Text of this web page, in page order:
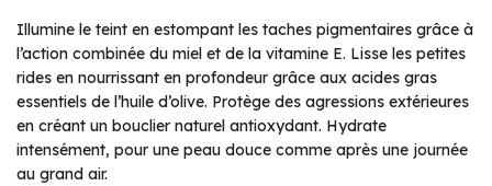
Illumine le teint en estompant les taches pigmentaires grâce à
l’action combinée du miel et de la vitamine E. Lisse les petites
rides en nourrissant en profondeur grâce aux acides gras
essentiels de l’huile d’olive. Protège des agressions extérieures
en créant un bouclier naturel antioxydant. Hydrate
intensément, pour une peau douce comme après une journée
au grand air.